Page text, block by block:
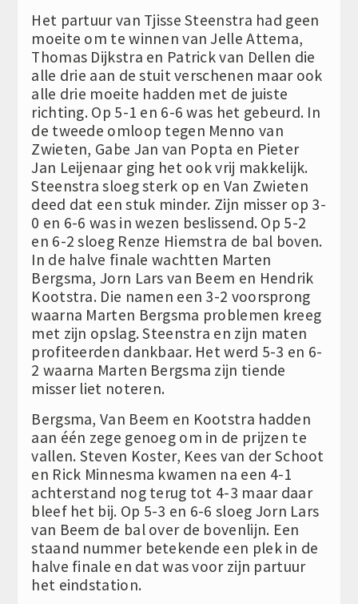
Het partuur van Tjisse Steenstra had geen
moeite om te winnen van Jelle Attema,
Thomas Dijkstra en Patrick van Dellen die
alle drie aan de stuit verschenen maar ook
alle drie moeite hadden met de juiste
richting. Op 5-1 en 6-6 was het gebeurd. In
de tweede omloop tegen Menno van
Zwieten, Gabe Jan van Popta en Pieter
Jan Leijenaar ging het ook vrij makkelijk.
Steenstra sloeg sterk op en Van Zwieten
deed dat een stuk minder. Zijn misser op 3-
0 en 6-6 was in wezen beslissend. Op 5-2
en 6-2 sloeg Renze Hiemstra de bal boven.
In de halve finale wachtten Marten
Bergsma, Jorn Lars van Beem en Hendrik
Kootstra. Die namen een 3-2 voorsprong
waarna Marten Bergsma problemen kreeg
met zijn opslag. Steenstra en zijn maten
profiteerden dankbaar. Het werd 5-3 en 6-
2 waarna Marten Bergsma zijn tiende
misser liet noteren.
Bergsma, Van Beem en Kootstra hadden
aan één zege genoeg om in de prijzen te
vallen. Steven Koster, Kees van der Schoot
en Rick Minnesma kwamen na een 4-1
achterstand nog terug tot 4-3 maar daar
bleef het bij. Op 5-3 en 6-6 sloeg Jorn Lars
van Beem de bal over de bovenlijn. Een
staand nummer betekende een plek in de
halve finale en dat was voor zijn partuur
het eindstation.